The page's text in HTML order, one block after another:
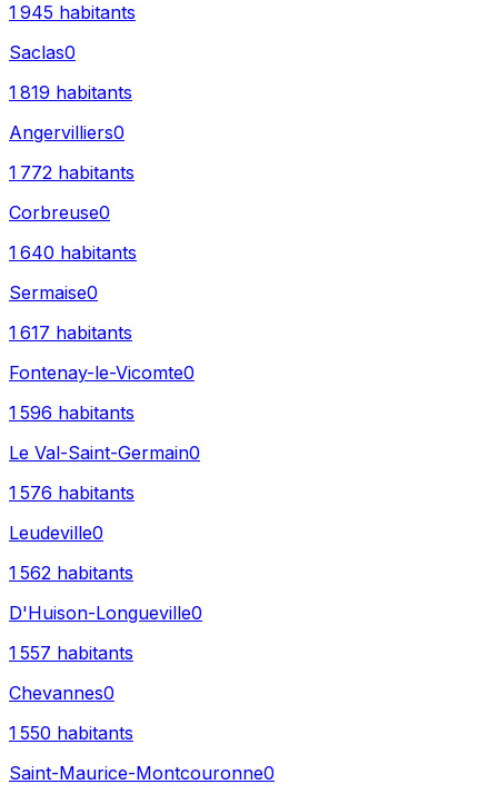
1 945 habitants
Saclas0
1 819 habitants
Angervilliers0
1 772 habitants
Corbreuse0
1 640 habitants
Sermaise0
1 617 habitants
Fontenay-le-Vicomte0
1 596 habitants
Le Val-Saint-Germain0
1 576 habitants
Leudeville0
1 562 habitants
D'Huison-Longueville0
1 557 habitants
Chevannes0
1 550 habitants
Saint-Maurice-Montcouronne0